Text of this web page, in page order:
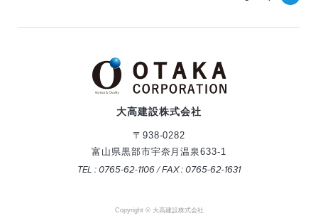
大高建設株式会社
〒938-0282
富山県黒部市宇奈月温泉633-1
TEL : 0765-62-1106 / FAX : 0765-62-1631
Copyright © 大高建設株式会社